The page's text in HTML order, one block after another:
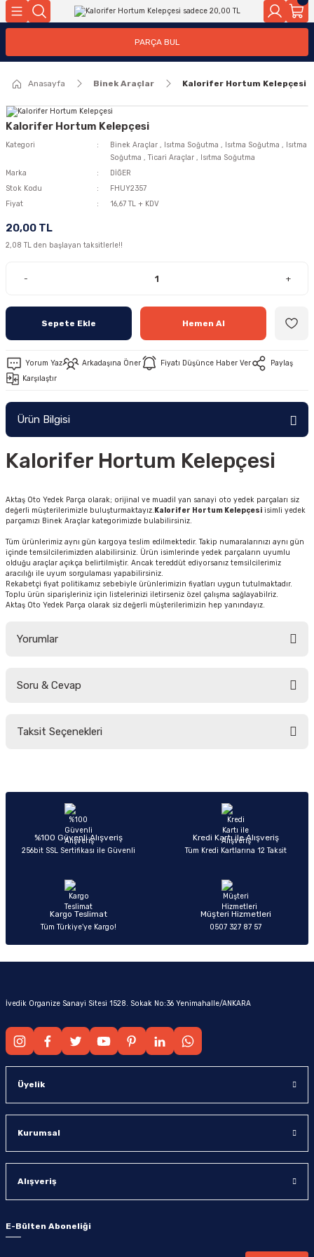
PARÇA BUL
Anasayfa Binek Araçlar Kalorifer Hortum Kelepçesi
Kalorifer Hortum Kelepçesi
Kategori Binek Araçlar , Isıtma Soğutma , Isıtma Soğutma , Isıtma
Soğutma , Ticari Araçlar , Isıtma Soğutma
Marka
DİĞER
Stok Kodu
FHUY2357
Fiyat
16,67 TL + KDV
20,00 TL
2,08 TL den başlayan taksitlerle!!
- +
Sepete Ekle Hemen Al
Yorum Yaz Arkadaşına Öner Fiyatı Düşünce Haber Ver
Paylaş
Karşılaştır
Ürün Bilgisi
Kalorifer Hortum Kelepçesi
Aktaş Oto Yedek Parça olarak; orijinal ve muadil yan sanayi oto yedek parçaları siz
değerli müşterilerimizle buluşturmaktayız.Kalorifer Hortum Kelepçesi isimli yedek
parçamızı Binek Araçlar kategorimizde bulabilirsiniz.
Tüm ürünlerimiz aynı gün kargoya teslim edilmektedir. Takip numaralarınızı aynı gün
içinde temsilcilerimizden alabilirsiniz. Ürün isimlerinde yedek parçaların uyumlu
olduğu araçlar açıkça belirtilmiştir. Ancak tereddüt ediyorsanız temsilcilerimiz
aracılığı ile uyum sorgulaması yapabilirsiniz.
Rekabetçi fiyat politikamız sebebiyle ürünlerimizin fiyatları uygun tutulmaktadır.
Toplu ürün siparişleriniz için listelerinizi iletirseniz özel çalışma sağlayabilriz.
Aktaş Oto Yedek Parça olarak siz değerli müşterilerimizin hep yanındayız.
Yorumlar
Soru & Cevap
Taksit Seçenekleri
%100 Güvenli Alışveriş
256bit SSL Sertifikası ile Güvenli
Kredi Kartı ile Alışveriş
Tüm Kredi Kartlarına 12 Taksit
Kargo Teslimat
Tüm Türkiye’ye Kargo!
Müşteri Hizmetleri
0507 327 87 57
İvedik Organize Sanayi Sitesi 1528. Sokak No:36 Yenimahalle/ANKARA
Üyelik
Kurumsal
Alışveriş
E-Bülten Aboneliği